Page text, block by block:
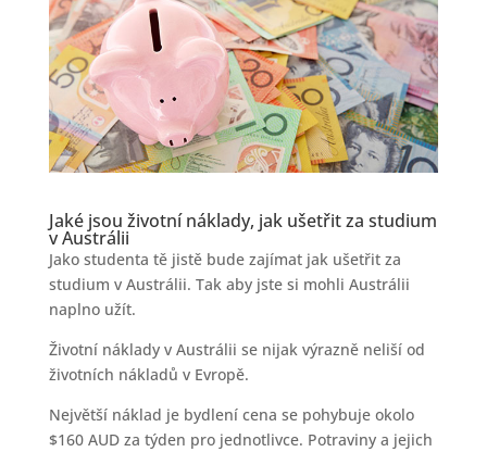
Jaké jsou životní náklady, jak ušetřit za studium
v Austrálii
Jako studenta tě jistě bude zajímat jak ušetřit za
studium v Austrálii. Tak aby jste si mohli Austrálii
naplno užít.
Životní náklady v Austrálii se nijak výrazně neliší od
životních nákladů v Evropě.
Největší náklad je bydlení cena se pohybuje okolo
$160 AUD za týden pro jednotlivce. Potraviny a jejich